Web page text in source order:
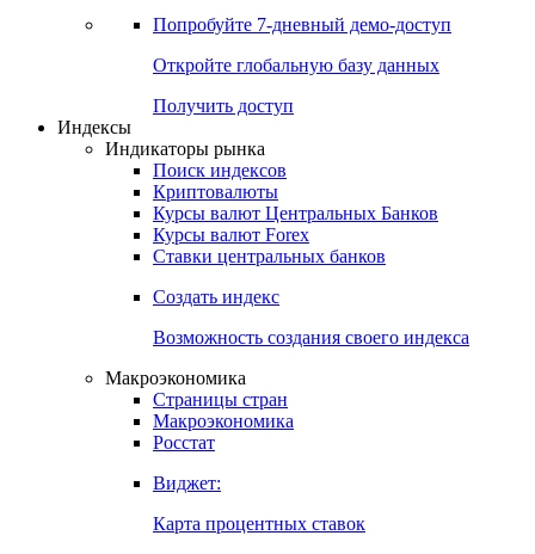
Попробуйте 7-дневный демо-доступ
Откройте глобальную базу данных
Получить доступ
Индексы
Индикаторы рынка
Поиск индексов
Криптовалюты
Курсы валют Центральных Банков
Курсы валют Forex
Ставки центральных банков
Создать индекс
Возможность создания своего индекса
Макроэкономика
Страницы стран
Макроэкономика
Росстат
Виджет:
Карта процентных ставок